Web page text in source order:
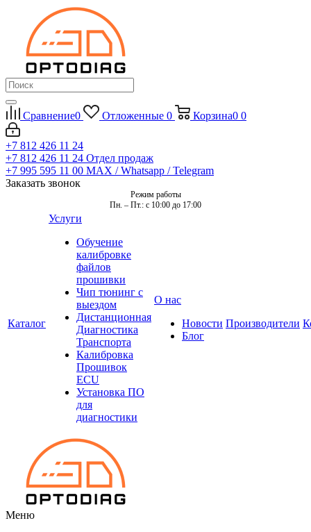
Сравнение0 Отложенные 0 Корзина0 0
+7 812 426 11 24
+7 812 426 11 24 Отдел продаж
+7 995 595 11 00 MAX / Whatsapp / Telegram
Заказать звонок
Режим работы
Пн. – Пт.: с 10:00 до 17:00
Каталог
Услуги
Обучение
калибровке
файлов
прошивки
Чип тюнинг с
выездом
Дистанционная
Диагностика
Транспорта
Калибровка
Прошивок
ECU
Установка ПО
для
диагностики
О нас
Новости
Блог
Производители
Меню